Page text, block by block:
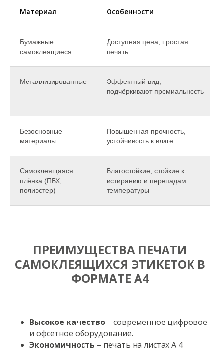
Материал Особенности
Бумажные
самоклеящиеся
Доступная цена, простая
печать
Металлизированные
Эффектный вид,
подчёркивают премиальность
Безосновные
материалы
Повышенная прочность,
устойчивость к влаге
Самоклеящаяся
плёнка (ПВХ,
полиэстер)
Влагостойкие, стойкие к
истиранию и перепадам
температуры
ПРЕИМУЩЕСТВА ПЕЧАТИ
САМОКЛЕЯЩИХСЯ ЭТИКЕТОК В
ФОРМАТЕ А4
Высокое качество – современное цифровое
и офсетное оборудование.
Экономичность – печать на листах А 4